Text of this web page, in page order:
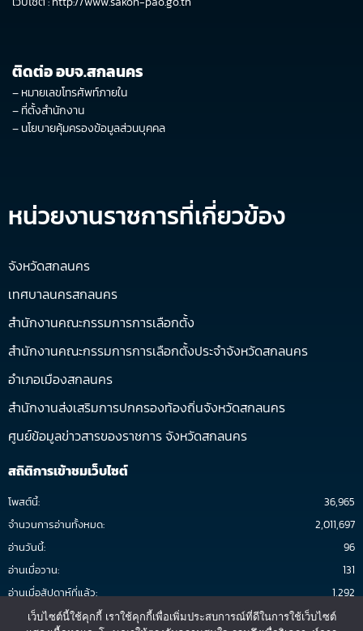
ติดต่อ อบจ.สกลนคร
–หมายเลขโทรศัพท์ภายใน
–ที่ตั้งสำนักงาน
–นโยบายคุ้มครองข้อมูลส่วนบุคคล
หน่วยงานราชการที่เกี่ยวข้อง
จังหวัดสกลนคร
เทศบาลนครสกลนคร
สำนักงานคณะกรรมการการเลือกตั้ง
สำนักงานคณะกรรมการการเลือกตั้งประจำจังหวัดสกลนคร
อำเภอเมืองสกลนคร
สำนักงานส่งเสริมการปกครองท้องถิ่นจังหวัดสกลนคร
ศูนย์ข้อมูลข่าวสารของราชการ จังหวัดสกลนคร
สถิติการเข้าชมเว็บไซต์
โพสต์นี้:
36,965
จำนวนการอ่านทั้งหมด:
2,011,697
อ่านวันนี้:
96
อ่านเมื่อวาน:
131
อ่านเมื่อสัปดาห์ที่แล้ว:
1,292
อ่านต่อเดือน:
2,157
เว็บไซต์นี้ใช้คุกกี้ เราใช้คุกกี้เพื่อเพิ่มประสบการณ์ที่ดีในการใช้เว็บไซต์